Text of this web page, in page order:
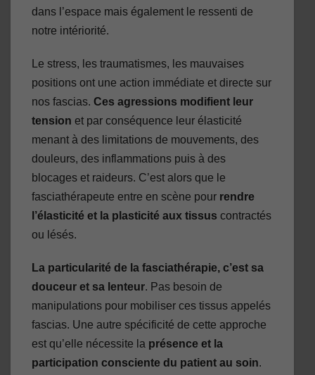
dans l’espace mais également le ressenti de
notre intériorité.
Le stress, les traumatismes, les mauvaises
positions ont une action immédiate et directe sur
nos fascias. Ces agressions modifient leur
tension et par conséquence leur élasticité
menant à des limitations de mouvements, des
douleurs, des inflammations puis à des
blocages et raideurs. C’est alors que le
fasciathérapeute entre en scène pour rendre
l’élasticité et la plasticité aux tissus contractés
ou lésés.
La particularité de la fasciathérapie, c’est sa
douceur et sa lenteur. Pas besoin de
manipulations pour mobiliser ces tissus appelés
fascias. Une autre spécificité de cette approche
est qu’elle nécessite la présence et la
participation consciente du patient au soin.